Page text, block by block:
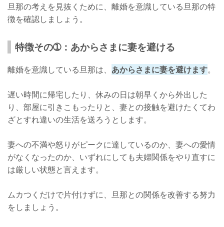
旦那の考えを見抜くために、離婚を意識している旦那の特
徴を確認しましょう。
特徴その➀：あからさまに妻を避ける
離婚を意識している旦那は、 あからさまに妻を避けます。
遅い時間に帰宅したり、休みの日は朝早くから外出した
り、部屋に引きこもったりと、妻との接触を避けたくてわ
ざとすれ違いの生活を送ろうとします。
妻への不満や怒りがピークに達しているのか、妻への愛情
がなくなったのか、いずれにしても夫婦関係をやり直すに
は厳しい状態と言えます。
ムカつくだけで片付けずに、旦那との関係を改善する努力
をしましょう。